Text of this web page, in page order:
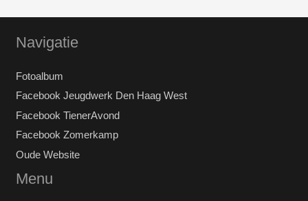
Navigatie
Fotoalbum
Facebook Jeugdwerk Den Haag West
Facebook TienerAvond
Facebook Zomerkamp
Oude Website
Menu